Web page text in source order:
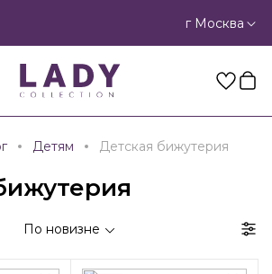
г Москва
Детям Детская бижутерия
По новизне